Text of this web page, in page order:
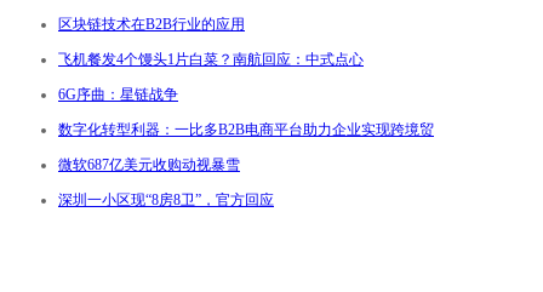
区块链技术在B2B行业的应用
飞机餐发4个馒头1片白菜？南航回应：中式点心
6G序曲：星链战争
数字化转型利器：一比多B2B电商平台助力企业实现跨境贸
微软687亿美元收购动视暴雪
深圳一小区现“8房8卫”，官方回应